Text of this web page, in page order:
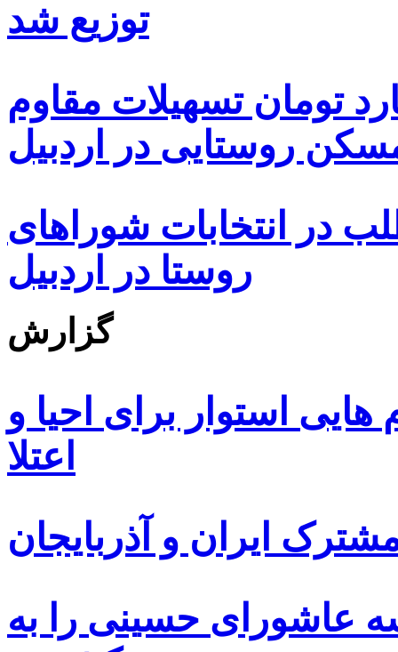
توزیع شد
هزار و ۴۸۰ میلیارد تومان تسهیلات مقاوم
روستایی در اردبیل
از ۵۰۰۰ داوطلب در انتخابات شوراهای
روستا در اردبیل
گزارش
استوار برای احیا و
اعتلا
ایران و آذربایجان
عاشورای حسینی را به